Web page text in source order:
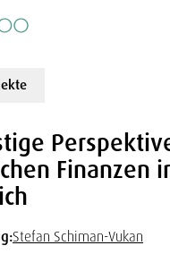
Finanzen
Stefan Schiman-Vukan